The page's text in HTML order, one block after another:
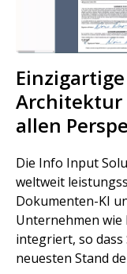
allen
Die Info Input
weltweit
Dokumenten-KI
Unternehmen wie
integriert, so dass
neuesten Stand